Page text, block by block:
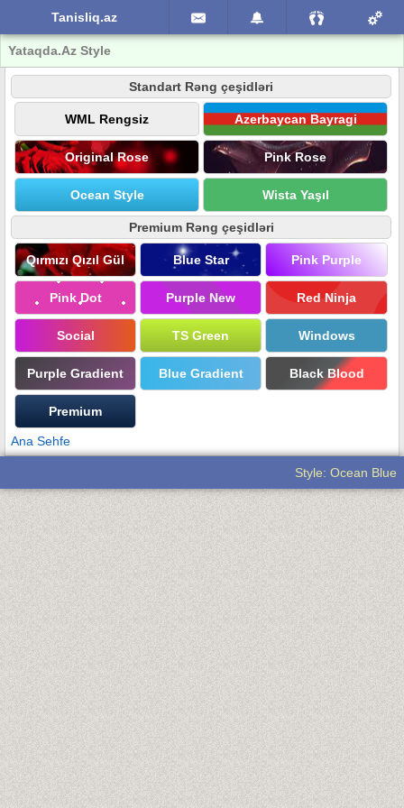
Tanisliq.az
Yataqda.Az Style
Standart Rəng çeşidləri
WML Rengsiz Azerbaycan Bayragi
Original Rose Pink Rose
Ocean Style Wista Yaşıl
Premium Rəng çeşidləri
Qırmızı Qızıl Gül Blue Star Pink Purple
Pink Dot Purple New Red Ninja
Social TS Green Windows
Purple Gradient Blue Gradient Black Blood
Premium
Ana Sehfe
Style: Ocean Blue